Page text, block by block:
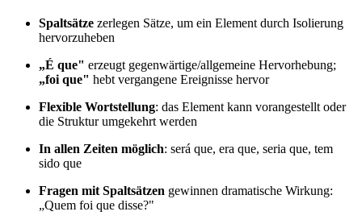
Spaltsätze zerlegen Sätze, um ein Element durch Isolierung
hervorzuheben
„É que" erzeugt gegenwärtige/allgemeine Hervorhebung;
„foi que" hebt vergangene Ereignisse hervor
Flexible Wortstellung: das Element kann vorangestellt oder
die Struktur umgekehrt werden
In allen Zeiten möglich: será que, era que, seria que, tem
sido que
Fragen mit Spaltsätzen gewinnen dramatische Wirkung:
„Quem foi que disse?"